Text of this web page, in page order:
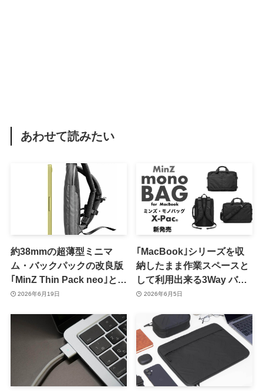
あわせて読みたい
約38mmの超薄型ミニマ
ム・バックパックの改良版
｢MinZ Thin Pack neo｣と
｢MinZ Thin Pack Pro｣が登
2026年6月19日
｢MacBook｣シリーズを収
納したまま作業スペースと
して利用出来る3Way バッ
グ『MinZ mono BAG for
2026年6月5日